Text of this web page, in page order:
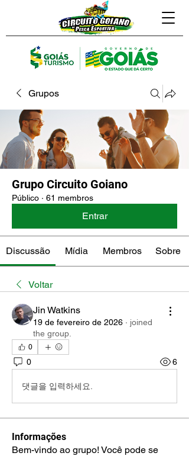
Grupos
Grupo Circuito Goiano
Público · 61 membros
Entrar
Discussão Mídia Membros Sobre
Voltar
Jin Watkins
19 de fevereiro de 2026 · joined
the group.
0
0 6
댓글을 입력하세요.
Informações
Bem-vindo ao grupo! Você pode se